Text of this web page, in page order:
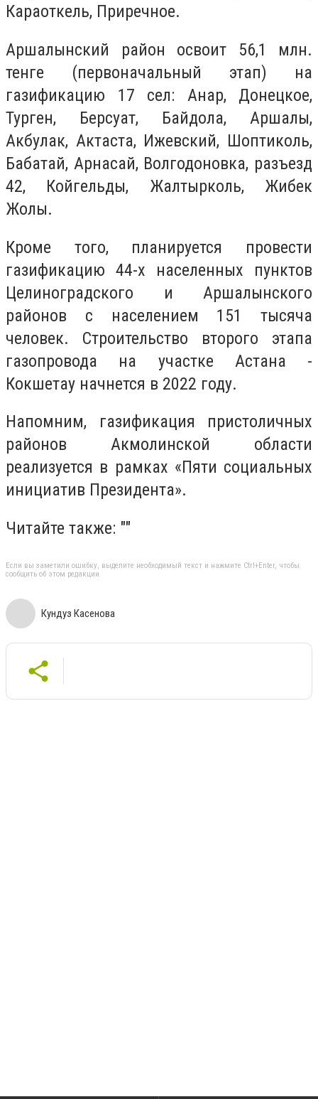
Караоткель, Приречное.
Аршалынский район освоит 56,1 млн.
тенге (первоначальный этап) на
газификацию 17 сел: Анар, Донецкое,
Турген, Берсуат, Байдола, Аршалы,
Акбулак, Актаста, Ижевский, Шоптиколь,
Бабатай, Арнасай, Волгодоновка, разъезд
42, Койгельды, Жалтырколь, Жибек
Жолы.
Кроме того, планируется провести
газификацию 44-х населенных пунктов
Целиноградского и Аршалынского
районов с населением 151 тысяча
человек. Строительство второго этапа
газопровода на участке Астана -
Кокшетау начнется в 2022 году.
Напомним, газификация пристоличных
районов Акмолинской области
реализуется в рамках «Пяти социальных
инициатив Президента».
Читайте также: ""
Если вы заметили ошибку, выделите необходимый текст и нажмите Ctrl+Enter, чтобы
сообщить об этом редакции
Кундуз Касенова